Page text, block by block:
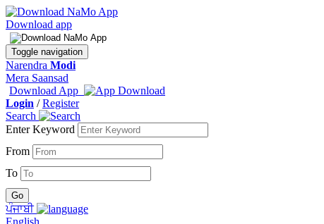
Download app
Toggle navigation
Narendra Modi
Mera Saansad
Download App
Login /Register
Search
Enter Keyword
From
To
ਪੰਜਾਬੀ
English